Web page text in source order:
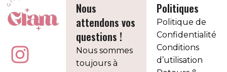
Nous
attendons vos
questions !
Nous sommes
toujours à
Politiques
Politique de
Confidentialité
Conditions
d’utilisation